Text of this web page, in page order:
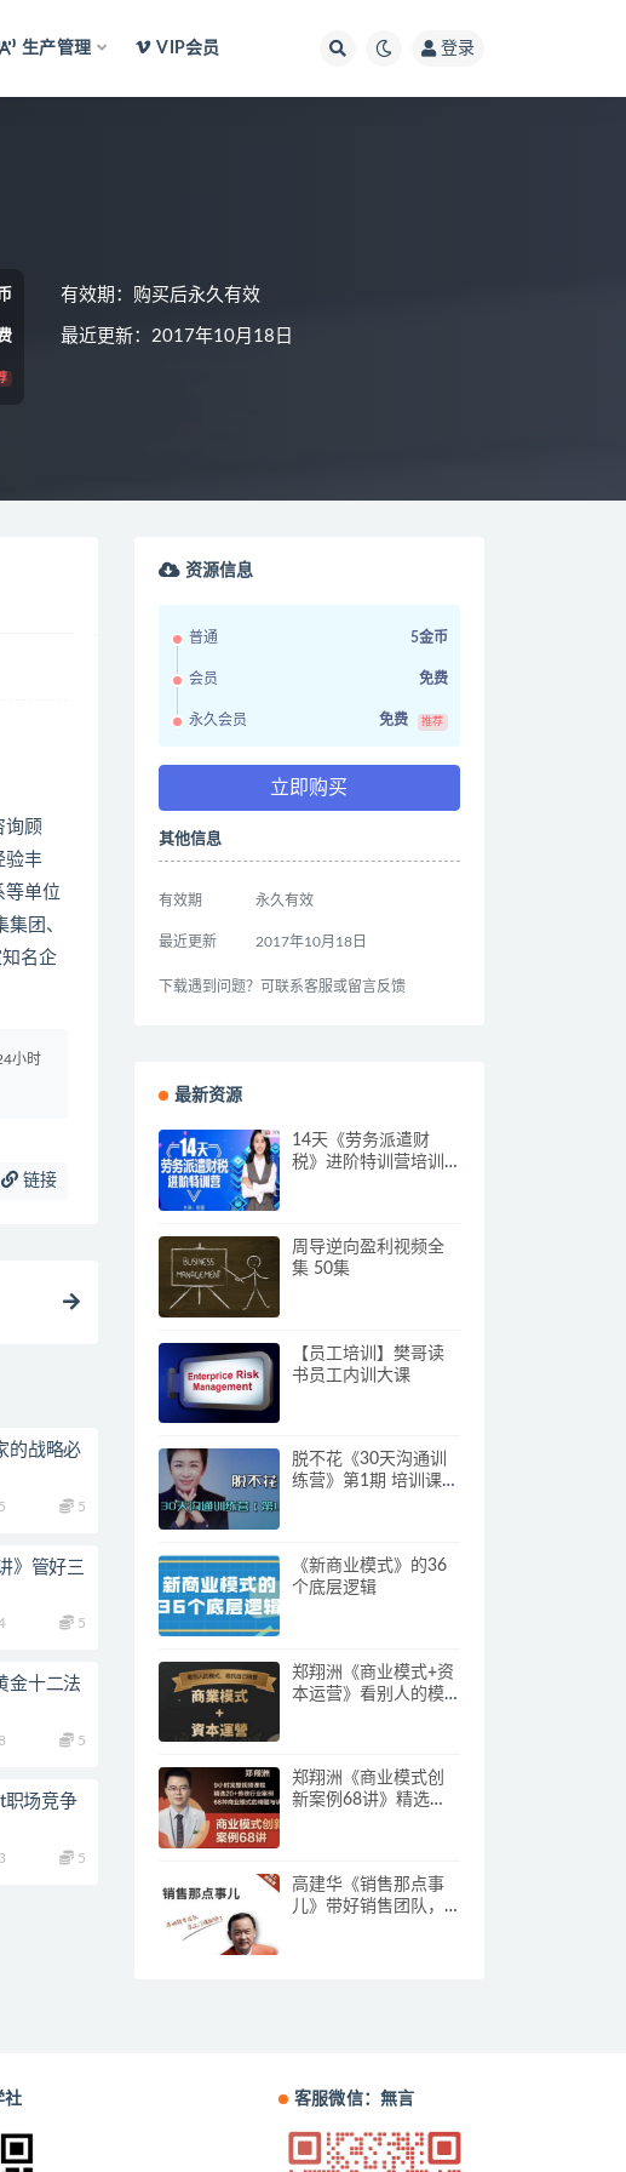
生产管理 VIP会员 登录
有效期：购买后永久有效
最近更新：2017年10月18日
询顾
验丰
等单位
团、
名企
小时
链接
的战略必
5
》管好三
5
金十二法
5
职场竞争
5
资源信息
普通 5金币
会员 免费
永久会员 免费 推荐
立即购买
其他信息
有效期 永久有效
最近更新 2017年10月18日
下载遇到问题？可联系客服或留言反馈
最新资源
14天《劳务派遣财
税》进阶特训营培训
周导逆向盈利视频全
集 50集
【员工培训】樊哥读
书员工内训大课
脱不花《30天沟通训
练营》第1期 培训课程
《新商业模式》的36
个底层逻辑
郑翔洲《商业模式+资
本运营》看别人的模
郑翔洲《商业模式创
新案例68讲》精选
高建华《销售那点事
儿》带好销售团队，
社 客服微信：無言